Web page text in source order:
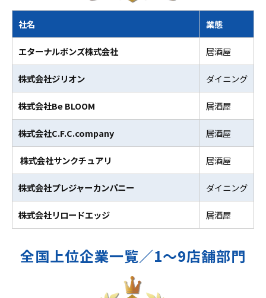
社名 業態
エターナルボンズ株式会社 居酒屋
株式会社ジリオン ダイニング
株式会社Be BLOOM 居酒屋
株式会社C.F.C.company 居酒屋
株式会社サンクチュアリ 居酒屋
株式会社プレジャーカンパニー ダイニング
株式会社リロードエッジ 居酒屋
全国上位企業一覧／1～9店舗部門